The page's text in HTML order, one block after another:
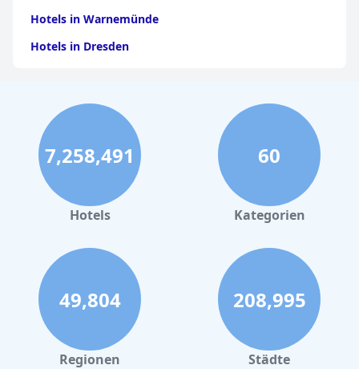
Hotels in Warnemünde
Hotels in Dresden
Hotels in Stuttgart
Hotels in Leipzig
Hotels in Bamberg
Hotels in Nürnberg
Hotels in Büsum
Hotels in Rostock
Hotels in Travemünde
Hotels in Prag
Hotels in Bonn
7,258,491
Hotels
60
Kategorien
49,804
Regionen
208,995
Städte